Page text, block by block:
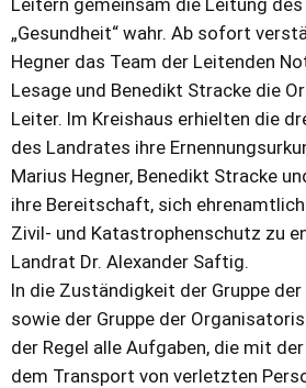
Leitern gemeinsam die Leitung
„Gesundheit“ wahr. Ab sofort
Hegner das Team der Leitenden
Lesage und Benedikt Stracke die
Leiter. Im Kreishaus erhielten die
des Landrates ihre
Marius Hegner, Benedikt Stracke
ihre Bereitschaft, sich
Zivil- und Katastrophenschutz zu
Landrat Dr. Alexander Saftig.
In die Zuständigkeit der Gruppe
sowie der Gruppe der
der Regel alle Aufgaben, die mit
dem Transport von verletzten